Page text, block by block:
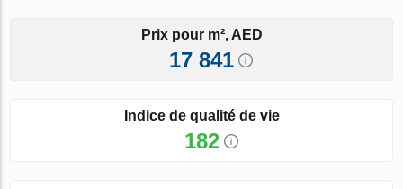
Prix pour m², AED
17 841
Indice de qualité de vie
182